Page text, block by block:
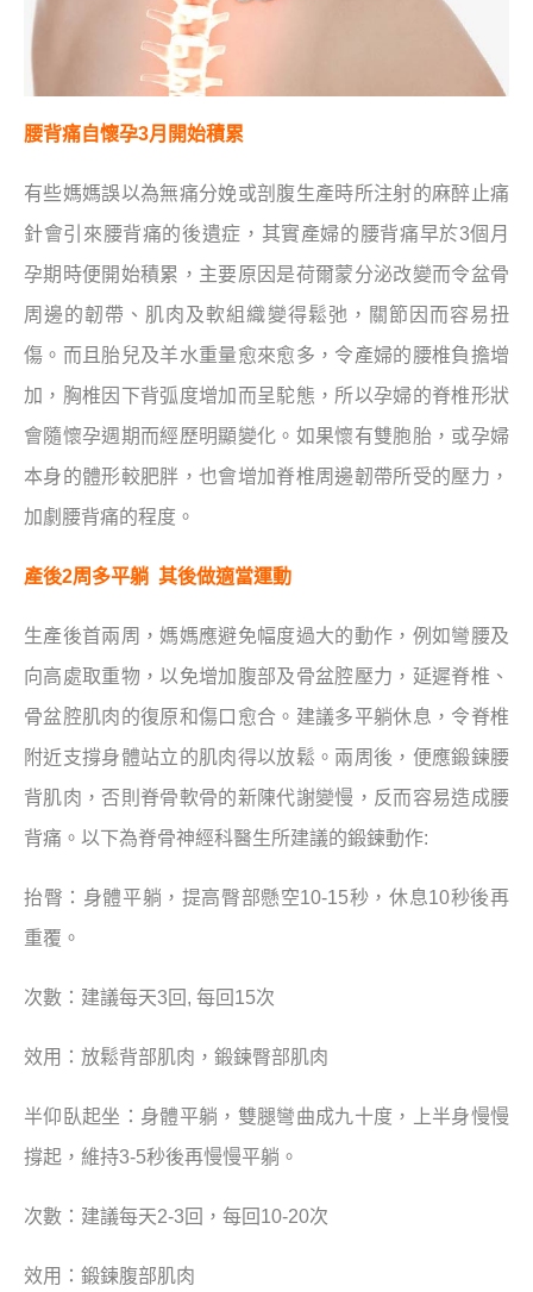
腰背痛自懷孕3月開始積累
有些媽媽誤以為無痛分娩或剖腹生產時所注射的麻醉止痛
針會引來腰背痛的後遺症，其實產婦的腰背痛早於3個月
孕期時便開始積累，主要原因是荷爾蒙分泌改變而令盆骨
周邊的韌帶、肌肉及軟組織變得鬆弛，關節因而容易扭
傷。而且胎兒及羊水重量愈來愈多，令產婦的腰椎負擔增
加，胸椎因下背弧度增加而呈駝態，所以孕婦的脊椎形狀
會隨懷孕週期而經歷明顯變化。如果懷有雙胞胎，或孕婦
本身的體形較肥胖，也會增加脊椎周邊韌帶所受的壓力，
加劇腰背痛的程度。
產後2周多平躺 其後做適當運動
生產後首兩周，媽媽應避免幅度過大的動作，例如彎腰及
向高處取重物，以免增加腹部及骨盆腔壓力，延遲脊椎、
骨盆腔肌肉的復原和傷口愈合。建議多平躺休息，令脊椎
附近支撐身體站立的肌肉得以放鬆。兩周後，便應鍛鍊腰
背肌肉，否則脊骨軟骨的新陳代謝變慢，反而容易造成腰
背痛。以下為脊骨神經科醫生所建議的鍛鍊動作:
抬臀：身體平躺，提高臀部懸空10-15秒，休息10秒後再
重覆。
次數：建議每天3回, 每回15次
效用：放鬆背部肌肉，鍛鍊臀部肌肉
半仰臥起坐：身體平躺，雙腿彎曲成九十度，上半身慢慢
撐起，維持3-5秒後再慢慢平躺。
次數：建議每天2-3回，每回10-20次
效用：鍛鍊腹部肌肉